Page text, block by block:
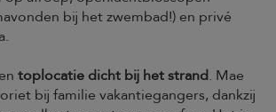
bij het zwembad!) en privé
toplocatie dicht bij het strand. Mae
bij familie vakantiegangers, dankzij